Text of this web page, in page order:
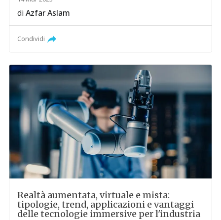
diAzfar Aslam
Condividi
Realtà aumentata, virtuale e mista:
tipologie, trend, applicazioni e vantaggi
delle tecnologie immersive per l'industria